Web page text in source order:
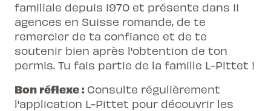
familiale depuis 1970 et présente dans 11
agences en Suisse romande, de te
remercier de ta confiance et de te
soutenir bien après l'obtention de ton
permis. Tu fais partie de la famille L-Pittet !
Bon réflexe : Consulte régulièrement
l'application L-Pittet pour découvrir les